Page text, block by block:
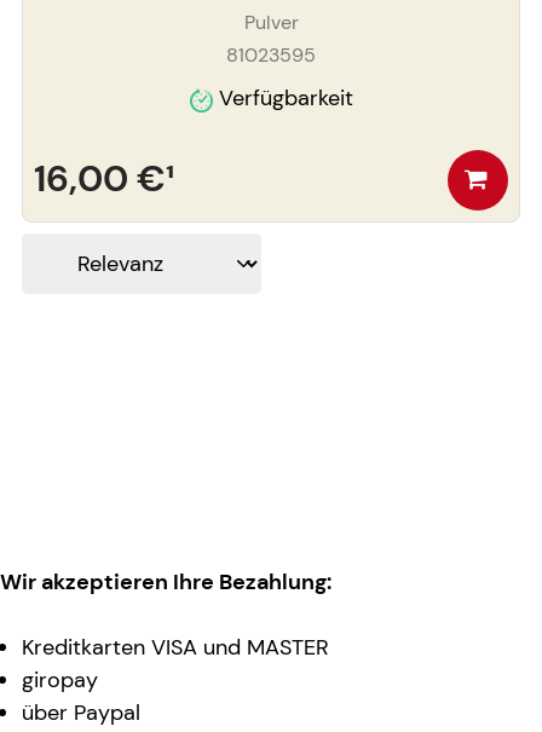
Pulver
81023595
Verfügbarkeit
16,00 €¹
Wir akzeptieren Ihre Bezahlung:
Kreditkarten VISA und MASTER
giropay
über Paypal